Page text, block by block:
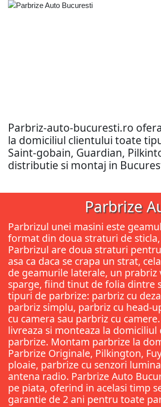
Parbriz-auto-bucuresti.ro
la domiciliul clientului toate
Saint-gobain, Guardian,
distributie si montaj in
Parbrize
Parbrizul unei masini este
format din doua straturi de
Parbrizul are doua straturi
asa ca daca se crapa un strat,
de geamurile laterale, un prabriz
sparge, fiind tinut de folia dintre
tipuri de parbrize: parbriz cu
parbriz simplu, parbriz cu head-
cu camera sau parbriz cu
livreaza si monteaza la
parbrize. Montam parbrize la
Parbrize Originale, Pilkington,
ploaie, parbrize cu senzori
antena radio. Parbrize Auto
pe piata, oferind in acelasi timp
garantie de 2 ani pentru toate